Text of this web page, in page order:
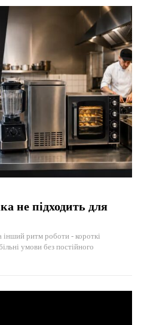
не підходить для
інший ритм роботи - короткі
умови без постійного